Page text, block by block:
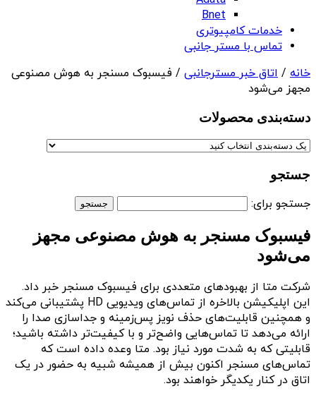
Bnet
خدمات کامپیوتری
تماس با مستر جانبی
خانه / اتاق خبر مسترجانبی / فیسبوک مسنجر به هوش مصنوعی
مجهز می‌شود
دسته‌بندی‌ محصولات
جستجو
جستجو برای:
فیسبوک مسنجر به هوش مصنوعی مجهز
می‌شود
شرکت متا از بهبودهای متعددی برای فیسبوک مسنجر خبر داد.
این اپلیکیشن بالاخره از تماس‌های ویدیویی HD پشتیبانی می‌کند
و همچنین قابلیت‌های حذف نویز پس‌زمینه و جداسازی صدا را
ارائه می‌دهد تا تماس‌هایی واضح‌تر و با کیفیت‌تر داشته باشید؛
قابلیتی که به شدت مورد نیاز بود. متا وعده داده است که
تماس‌های مسنجر اکنون بیش از همیشه شبیه به حضور در یک
اتاق در کنار یکدیگر خواهند بود.